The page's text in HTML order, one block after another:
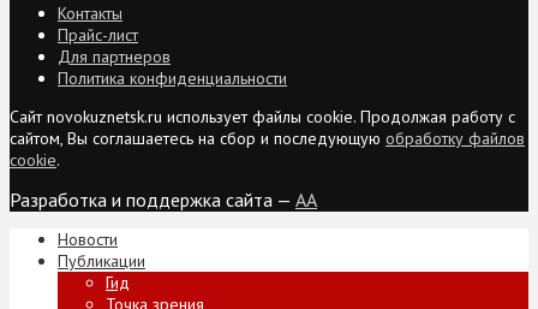
Контакты
Прайс-лист
Для партнеров
Политика конфиденциальности
Сайт novokuznetsk.ru использует файлы cookie. Продолжая работу с
сайтом, Вы соглашаетесь на сбор и последующую обработку файлов
cookie.
Разработка и поддержка сайта — AA
Новости
Публикации
Гид
Точка зрения